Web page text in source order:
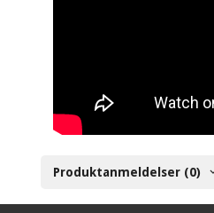
Produktanmeldelser (0)